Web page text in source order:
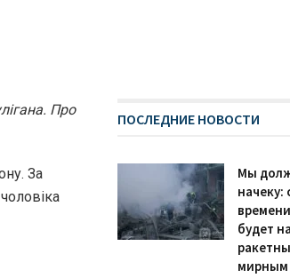
Про
За
ПОСЛЕДНИЕ НОВОСТИ
Мы
начеку:
будет
мирным